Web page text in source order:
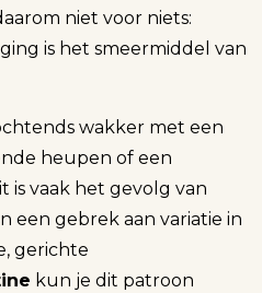
niet voor niets:
is het smeermiddel van
wakker met een
heupen of een
is vaak het gevolg van
een gebrek aan variatie in
gerichte
kun je dit patroon